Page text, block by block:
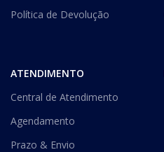
Política de Devolução
ATENDIMENTO
Central de Atendimento
Agendamento
Prazo & Envio